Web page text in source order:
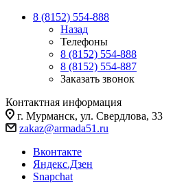
8 (8152) 554-888
Назад
Телефоны
8 (8152) 554-888
8 (8152) 554-887
Заказать звонок
Контактная информация
г. Мурманск, ул. Свердлова, 33
zakaz@armada51.ru
Вконтакте
Яндекс.Дзен
Snapchat